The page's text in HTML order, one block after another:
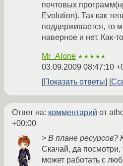
почтовых
Evolution). Так как
поддерживается, то
наверное и нет. Как-
Mr_Alone ★★★★★
03.09.2009 08:47:10
Показать ответы
Ответ на: комментарий от
+00:00
> В плане ресурсов?
Скачай, да посмотри,
может работать с